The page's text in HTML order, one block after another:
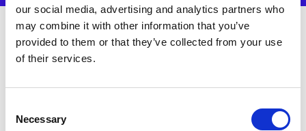
our social media, advertising and analytics partners who
may combine it with other information that you’ve
provided to them or that they’ve collected from your use
of their services.
Selection
Necessary
Andere Fallstudien